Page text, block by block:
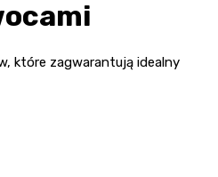
które zagwarantują idealny